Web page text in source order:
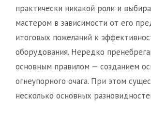
практически никакой роли и
мастером в зависимости от его
итоговых пожеланий к
оборудования. Нередко
основным правилом — созданием
огнеупорного очага. При этом
несколько основных